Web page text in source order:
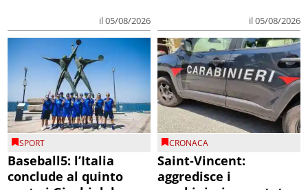
il 05/08/2026 il 05/08/2026
SPORT
Baseball5: l’Italia
conclude al quinto
CRONACA
Saint-Vincent:
aggredisce i